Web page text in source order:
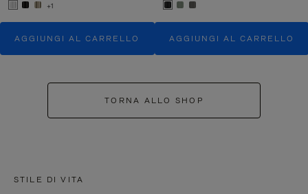
+1
AGGIUNGI AL CARRELLO AGGIUNGI AL CARRELLO
TORNA ALLO SHOP
STILE DI VITA